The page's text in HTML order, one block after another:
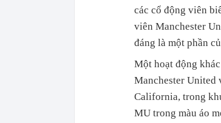
các cổ động viên
viên Manchester
đáng là một phần
Một hoạt động
Manchester United
California, trong
MU trong màu áo